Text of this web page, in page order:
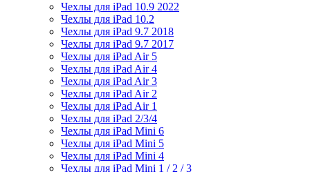
Чехлы для iPad 10.9 2022
Чехлы для iPad 10.2
Чехлы для iPad 9.7 2018
Чехлы для iPad 9.7 2017
Чехлы для iPad Air 5
Чехлы для iPad Air 4
Чехлы для iPad Air 3
Чехлы для iPad Air 2
Чехлы для iPad Air 1
Чехлы для iPad 2/3/4
Чехлы для iPad Mini 6
Чехлы для iPad Mini 5
Чехлы для iPad Mini 4
Чехлы для iPad Mini 1 / 2 / 3